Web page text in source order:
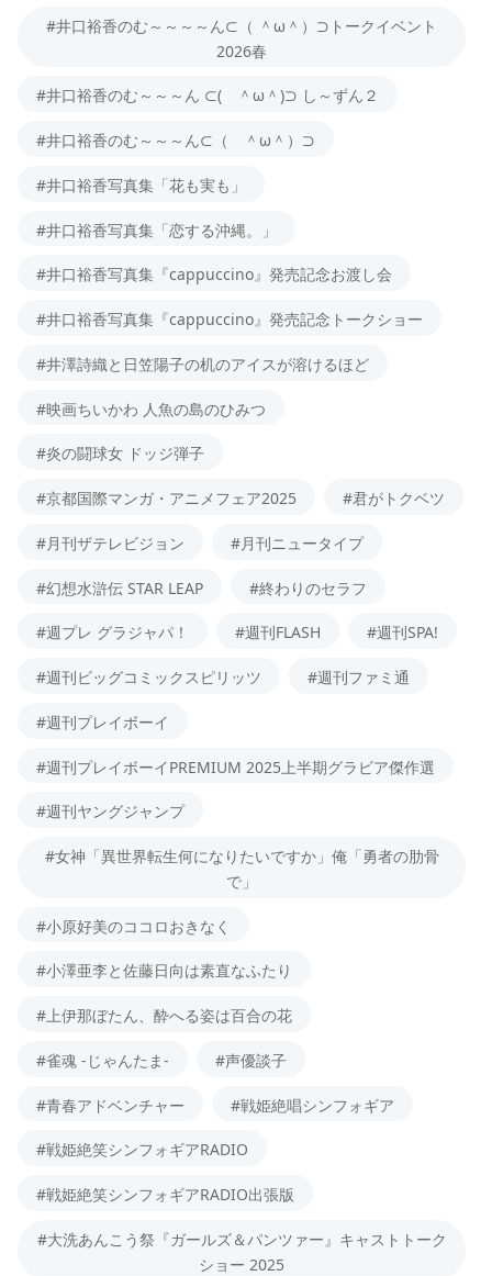
#井口裕香のむ～～～～ん⊂（ ＾ω＾）⊃トークイベント
2026春
#井口裕香のむ～～～ん ⊂( ＾ω＾)⊃ し～ずん２
#井口裕香のむ～～～ん⊂（ ＾ω＾）⊃
#井口裕香写真集「花も実も」
#井口裕香写真集「恋する沖縄。」
#井口裕香写真集『cappuccino』発売記念お渡し会
#井口裕香写真集『cappuccino』発売記念トークショー
#井澤詩織と日笠陽子の机のアイスが溶けるほど
#映画ちいかわ 人魚の島のひみつ
#炎の闘球女 ドッジ弾子
#京都国際マンガ・アニメフェア2025 #君がトクベツ
#月刊ザテレビジョン #月刊ニュータイプ
#幻想水滸伝 STAR LEAP #終わりのセラフ
#週プレ グラジャパ！ #週刊FLASH #週刊SPA!
#週刊ビッグコミックスピリッツ #週刊ファミ通
#週刊プレイボーイ
#週刊プレイボーイPREMIUM 2025上半期グラビア傑作選
#週刊ヤングジャンプ
#女神「異世界転生何になりたいですか」俺「勇者の肋骨
で」
#小原好美のココロおきなく
#小澤亜李と佐藤日向は素直なふたり
#上伊那ぼたん、酔へる姿は百合の花
#雀魂 -じゃんたま- #声優談子
#青春アドベンチャー #戦姫絶唱シンフォギア
#戦姫絶笑シンフォギアRADIO
#戦姫絶笑シンフォギアRADIO出張版
#大洗あんこう祭『ガールズ＆パンツァー』キャストトーク
ショー 2025